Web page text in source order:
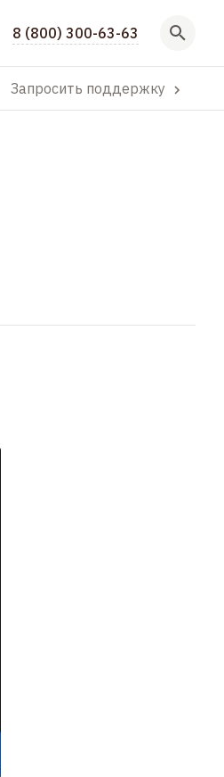
8 (800) 300-63-63
Запросить поддержку